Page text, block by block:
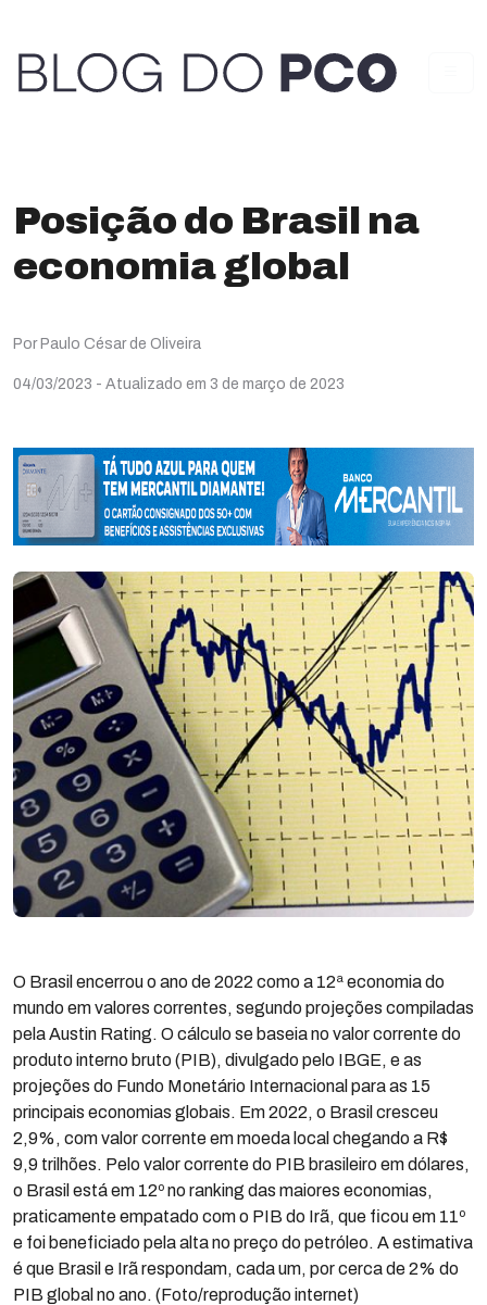
Posição do Brasil na
economia global
Por Paulo César de Oliveira
04/03/2023 - Atualizado em 3 de março de 2023
O Brasil encerrou o ano de 2022 como a 12ª economia do
mundo em valores correntes, segundo projeções compiladas
pela Austin Rating. O cálculo se baseia no valor corrente do
produto interno bruto (PIB), divulgado pelo IBGE, e as
projeções do Fundo Monetário Internacional para as 15
principais economias globais. Em 2022, o Brasil cresceu
2,9%, com valor corrente em moeda local chegando a R$
9,9 trilhões. Pelo valor corrente do PIB brasileiro em dólares,
o Brasil está em 12º no ranking das maiores economias,
praticamente empatado com o PIB do Irã, que ficou em 11º
e foi beneficiado pela alta no preço do petróleo. A estimativa
é que Brasil e Irã respondam, cada um, por cerca de 2% do
PIB global no ano. (Foto/reprodução internet)